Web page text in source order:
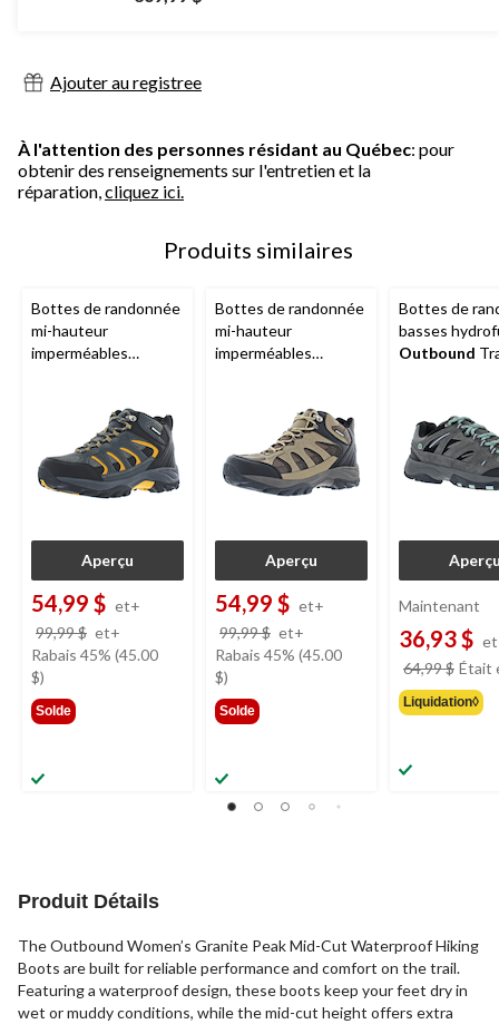
Ajouter au registree
À l'attention des personnes résidant au Québec: pour
obtenir des renseignements sur l'entretien et la
réparation,cliquez ici.
Produits similaires
Bottes de randonnée
mi-hauteur
imperméables
Aperçu
54,99 $ et+
99,99 $ et+
était
Rabais 45% (45.00
$)
Solde
Bottes de randonnée
mi-hauteur
imperméables
Aperçu
54,99 $ et+
99,99 $ et+
était
Rabais 45% (45.00
$)
Solde
Bottes de
basses
Outbound
Maintenant
36,93 $
64,99 $ Était
Liquidation◊
Produit Détails
The Outbound Women’s Granite Peak Mid-Cut Waterproof Hiking
Boots are built for reliable performance and comfort on the trail.
Featuring a waterproof design, these boots keep your feet dry in
wet or muddy conditions, while the mid-cut height offers extra